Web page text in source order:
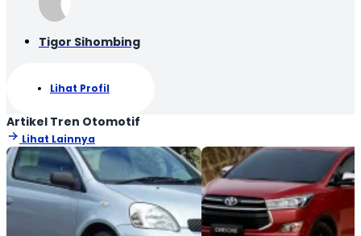
Tigor Sihombing
Lihat Profil
Artikel Tren Otomotif
Lihat Lainnya